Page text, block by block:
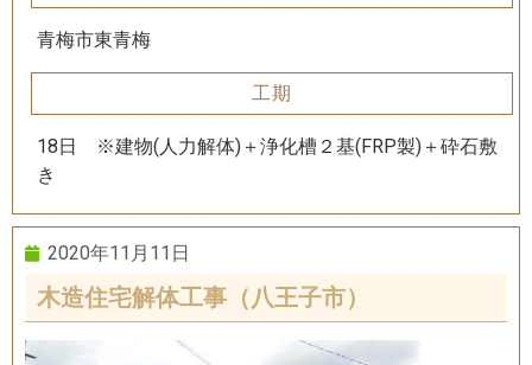
青梅市東青梅
工期
18日 ※建物(人力解体)＋浄化槽２基(FRP製)＋砕石敷
き
2020年11月11日
木造住宅解体工事（八王子市）